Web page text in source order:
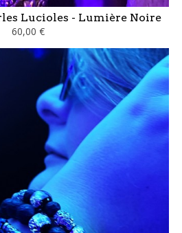
Lucioles - Lumière Noire
60,00 €